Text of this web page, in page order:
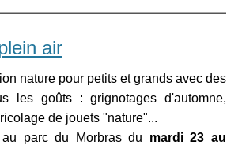
air
nature pour petits et grands avec des
les goûts : grignotages d'automne,
de jouets "nature"...
au parc du Morbras du mardi 23 au